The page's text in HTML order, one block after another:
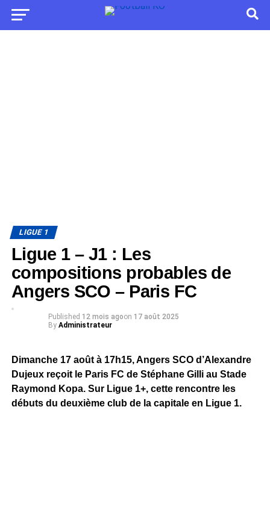
LIGUE 1
Ligue 1 – J1 : Les
compositions probables de
Angers SCO – Paris FC
Published 12 mois agoon 17 août 2025
By Administrateur
Dimanche 17 août à 17h15, Angers SCO d’Alexandre
Dujeux reçoit le Paris FC de Stéphane Gilli au Stade
Raymond Kopa. Sur Ligue 1+, cette rencontre les
débuts du deuxième club de la capitale en Ligue 1.